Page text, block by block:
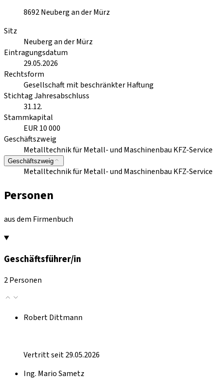
8692Neuberg an der Mürz
Sitz
Neuberg an der Mürz
Eintragungsdatum
29.05.2026
Rechtsform
Gesellschaft mit beschränkter Haftung
Stichtag Jahresabschluss
31.12.
Stammkapital
EUR 10 000
Geschäftszweig
Metalltechnik für Metall- und Maschinenbau KFZ-Service
Geschäftszweig
Metalltechnik für Metall- und Maschinenbau KFZ-Service
Personen
aus dem Firmenbuch
Geschäftsführer/in
2 Personen
Robert Dittmann
Vertritt seit 29.05.2026
Ing. Mario Sametz